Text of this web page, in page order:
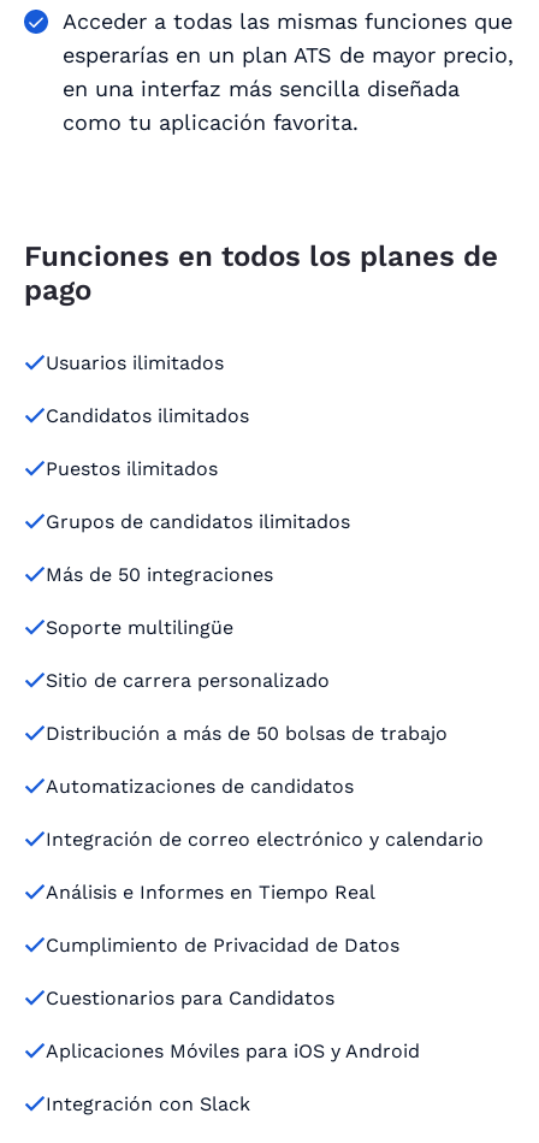
Acceder a todas las mismas funciones que
esperarías en un plan ATS de mayor precio,
en una interfaz más sencilla diseñada
como tu aplicación favorita.
Funciones en todos los planes de
pago
Usuarios ilimitados
Candidatos ilimitados
Puestos ilimitados
Grupos de candidatos ilimitados
Más de 50 integraciones
Soporte multilingüe
Sitio de carrera personalizado
Distribución a más de 50 bolsas de trabajo
Automatizaciones de candidatos
Integración de correo electrónico y calendario
Análisis e Informes en Tiempo Real
Cumplimiento de Privacidad de Datos
Cuestionarios para Candidatos
Aplicaciones Móviles para iOS y Android
Integración con Slack